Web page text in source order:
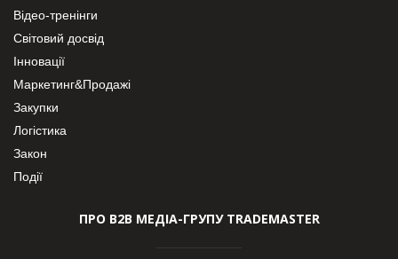
Відео-тренінги
Світовий досвід
Інновації
Маркетинг&Продажі
Закупки
Логістика
Закон
Події
ПРО В2В МЕДІА-ГРУПУ TRADEMASTER